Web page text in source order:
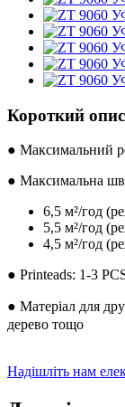
Короткий
● Максимальний
● Максимальна
6,5 м²/год
5,5 м²/год
4,5 м²/год
● Printeads: 1-3
● Матеріал для
дерево тощо
Надішліть нам